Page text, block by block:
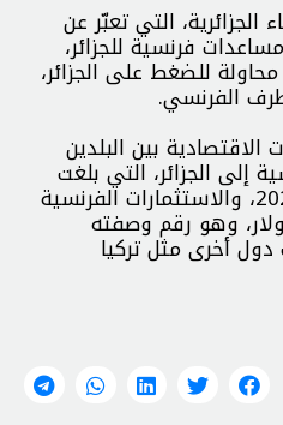
الجزائرية، التي تعبّر عن
فرنسية للجزائر،
للضغط على الجزائر،
الفرنسي.
الاقتصادية بين البلدين
إلى الجزائر، التي بلغت
3.2 مليار دولار في عام 2023، والاستثمارات الفرنسية
2.5 مليار دولار، وهو رقم وصفته
دول أخرى مثل تركيا